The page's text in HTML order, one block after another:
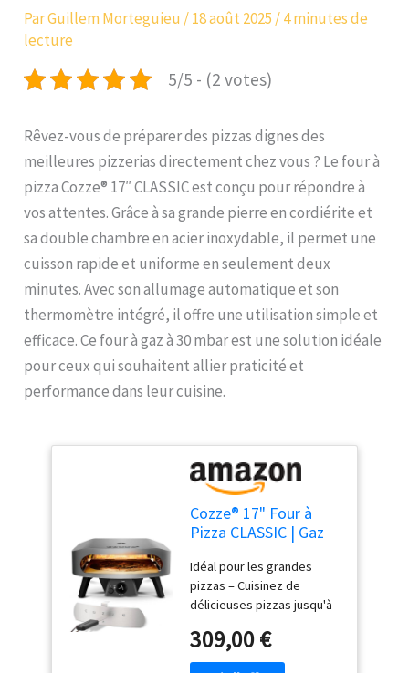
ParGuillem Morteguieu /18 août 2025 /4 minutes de
lecture
5/5 - (2 votes)
Rêvez-vous de préparer des pizzas dignes des
meilleures pizzerias directement chez vous ? Le four à
pizza Cozze® 17″ CLASSIC est conçu pour répondre à
vos attentes. Grâce à sa grande pierre en cordiérite et
sa double chambre en acier inoxydable, il permet une
cuisson rapide et uniforme en seulement deux
minutes. Avec son allumage automatique et son
thermomètre intégré, il offre une utilisation simple et
efficace. Ce four à gaz à 30 mbar est une solution idéale
pour ceux qui souhaitent allier praticité et
performance dans leur cuisine.
Cozze® 17" Four à
Pizza CLASSIC | Gaz
pierre en cordiérite
incluse | Double
chambre en acier
inoxydable | Allumage
automatique |
Thermomètre intégré
Idéal pour les grandes
pizzas – Cuisinez de
délicieuses pizzas jusqu'à
une cuisson homogène et
rapide en 2 minutes.
309,00 €